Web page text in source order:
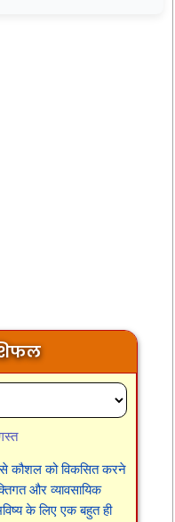
कौशल को विकसित करने
और व्यावसायिक
के लिए एक बहुत ही